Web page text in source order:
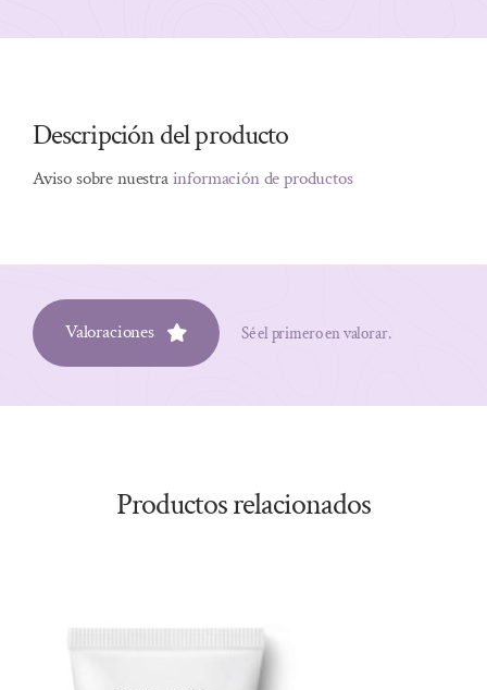
Descripción del producto
Aviso sobre nuestrainformación de productos
Valoraciones Sé el primero en valorar.
Productos relacionados